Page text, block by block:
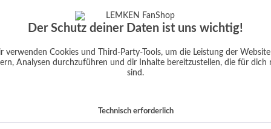
Der Schutz deiner Daten ist uns wichtig!
verwenden Cookies und Third-Party-Tools, um die Leistung der Website
Analysen durchzuführen und dir Inhalte bereitzustellen, die für dich
sind.
Technisch erforderlich